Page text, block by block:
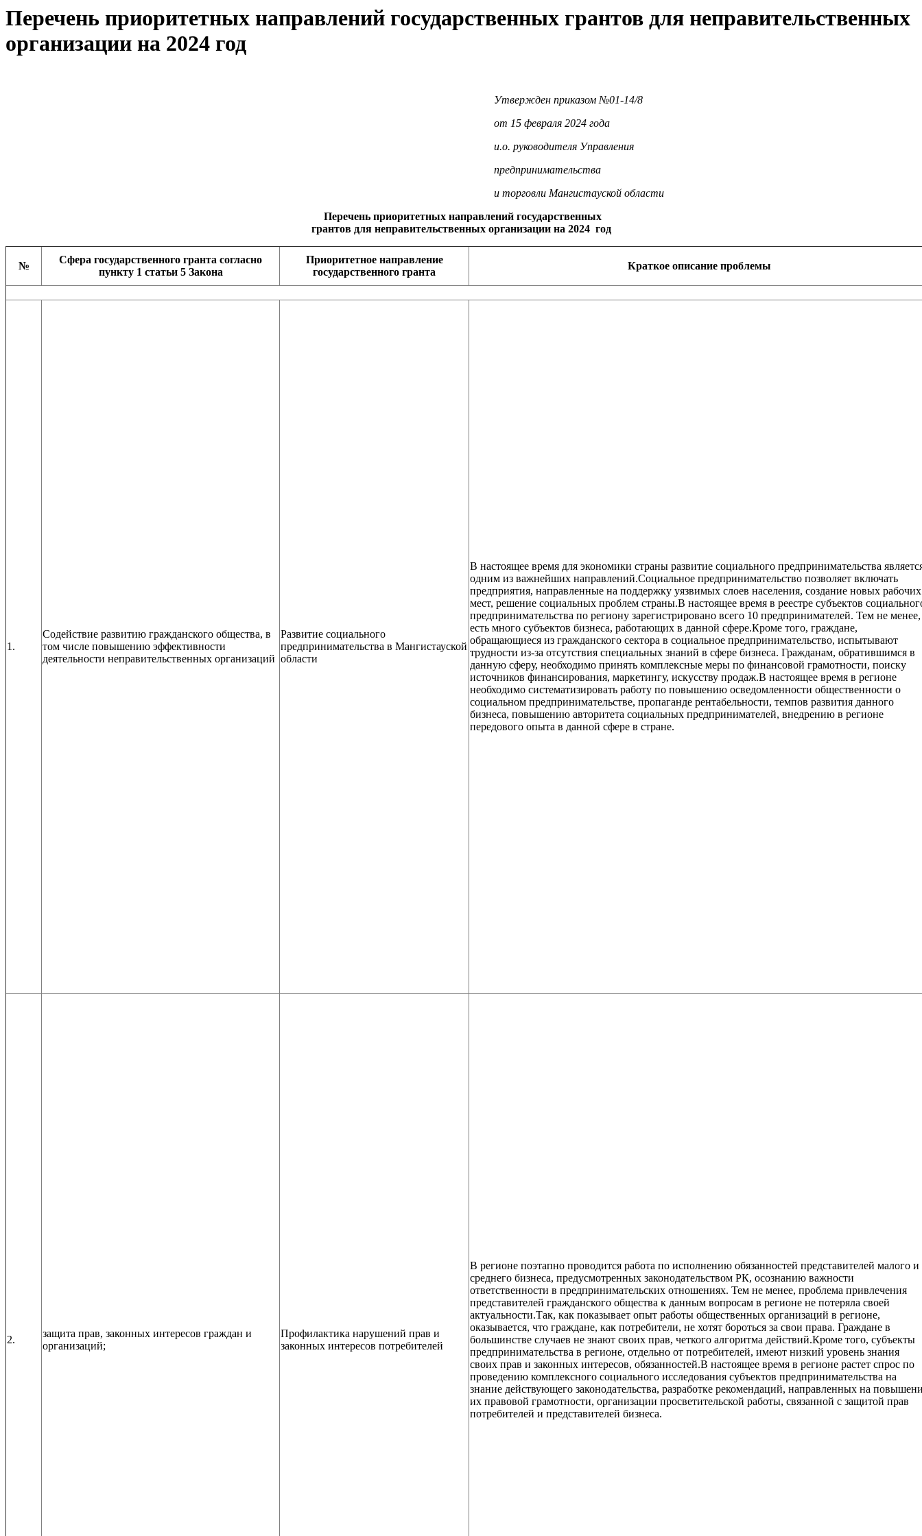
Перечень приоритетных направлений государственных грантов для неправительственных
организации на 2024 год
Утвержден приказом №01-14/8
от 15 февраля 2024 года
и.о. руководителя Управления
предпринимательства
и торговли Мангистауской области
Перечень приоритетных направлений государственных
грантов для неправительственных организации на 2024 год
№
Сфера государственного гранта согласно
пункту 1 статьи 5 Закона
Приоритетное направление
государственного гранта
Краткое описание проблемы
1.
Содействие развитию гражданского общества, в
том числе повышению эффективности
деятельности неправительственных организаций
Развитие социального
предпринимательства в Мангистауской
области
В настоящее время для экономики страны развитие социального предпринимательства
одним из важнейших направлений.Социальное предпринимательство позволяет включать
предприятия, направленные на поддержку уязвимых слоев населения, создание новых рабочих
мест, решение социальных проблем страны.В настоящее время в реестре субъектов
предпринимательства по региону зарегистрировано всего 10 предпринимателей. Тем не менее,
есть много субъектов бизнеса, работающих в данной сфере.Кроме того, граждане,
обращающиеся из гражданского сектора в социальное предпринимательство, испытывают
трудности из-за отсутствия специальных знаний в сфере бизнеса. Гражданам, обратившимся в
данную сферу, необходимо принять комплексные меры по финансовой грамотности, поиску
источников финансирования, маркетингу, искусству продаж.В настоящее время в регионе
необходимо систематизировать работу по повышению осведомленности общественности о
социальном предпринимательстве, пропаганде рентабельности, темпов развития данного
бизнеса, повышению авторитета социальных предпринимателей, внедрению в регионе
передового опыта в данной сфере в стране.
2.
защита прав, законных интересов граждан и
организаций;
Профилактика нарушений прав и
законных интересов потребителей
В регионе поэтапно проводится работа по исполнению обязанностей представителей малого и
среднего бизнеса, предусмотренных законодательством РК, осознанию важности
ответственности в предпринимательских отношениях. Тем не менее, проблема привлечения
представителей гражданского общества к данным вопросам в регионе не потеряла своей
актуальности.Так, как показывает опыт работы общественных организаций в регионе,
оказывается, что граждане, как потребители, не хотят бороться за свои права. Граждане в
большинстве случаев не знают своих прав, четкого алгоритма действий.Кроме того, субъекты
предпринимательства в регионе, отдельно от потребителей, имеют низкий уровень знания
своих прав и законных интересов, обязанностей.В настоящее время в регионе растет спрос по
проведению комплексного социального исследования субъектов предпринимательства на
знание действующего законодательства, разработке рекомендаций, направленных на
их правовой грамотности, организации просветительской работы, связанной с защитой прав
потребителей и представителей бизнеса.